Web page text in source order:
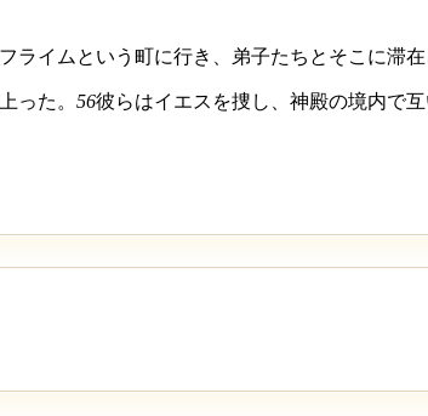
イムという町に行き、弟子たちとそこに滞在
った。 56彼らはイエスを捜し、神殿の境内で